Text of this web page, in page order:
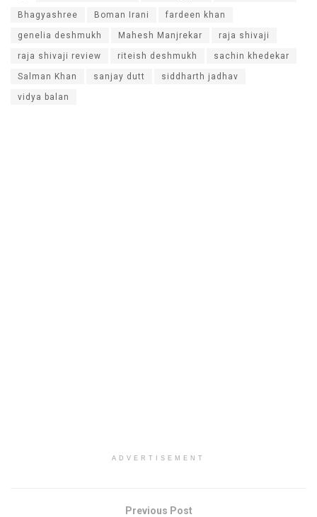
Bhagyashree Boman Irani fardeen khan
genelia deshmukh Mahesh Manjrekar raja shivaji
raja shivaji review riteish deshmukh sachin khedekar
Salman Khan sanjay dutt siddharth jadhav
vidya balan
ADVERTISEMENT
Previous Post